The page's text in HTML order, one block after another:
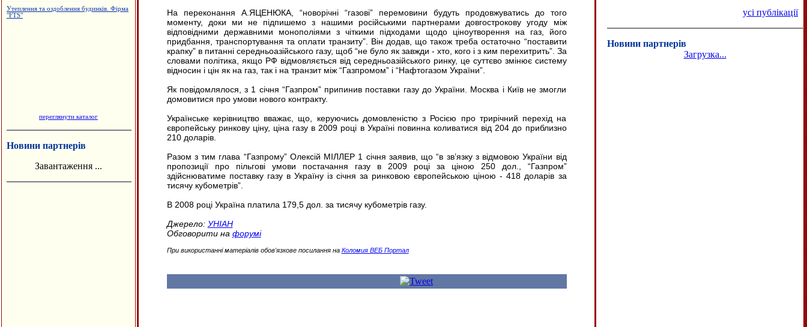
Утеплення та оздоблення будинків. Фірма
"FTS"
переглянути каталог
Новини партнерів
Завантаження ...
На переконання А.ЯЦЕНЮКА, “новорічні “газові” перемовини будуть продовжуватись до того
моменту, доки ми не підпишемо з нашими російськими партнерами довгострокову угоду між
відповідними державними монополіями з чіткими підходами щодо ціноутворення на газ, його
придбання, транспортування та оплати транзиту”. Він додав, що також треба остаточно “поставити
крапку” в питанні середньоазійського газу, щоб “не було як завжди - хто, кого і з ким перехитрить”. За
словами політика, якщо РФ відмовляється від середньоазійського ринку, це суттєво змінює систему
відносин і цін як на газ, так і на транзит між “Газпромом” і “Нафтогазом України”.
Як повідомлялося, з 1 січня “Газпром” припинив поставки газу до України. Москва і Київ не змогли
домовитися про умови нового контракту.
Українське керівництво вважає, що, керуючись домовленістю з Росією про трирічний перехід на
європейську ринкову ціну, ціна газу в 2009 році в Україні повинна коливатися від 204 до приблизно
210 доларів.
Разом з тим глава “Газпрому” Олексій МIЛЛЕР 1 січня заявив, що “в зв’язку з відмовою України від
пропозиції про пільгові умови постачання газу в 2009 році за ціною 250 дол., “Газпром”
здійснюватиме поставку газу в Україну із січня за ринковою європейською ціною - 418 доларів за
тисячу кубометрів”.
В 2008 році Україна платила 179,5 дол. за тисячу кубометрів газу.
Джерело: УНІАН
Обговорити на форумі
При використанні матеріалів обов'язкове посилання на Коломия ВЕБ Портал
усі публікації
Новини партнерів
Загрузка...